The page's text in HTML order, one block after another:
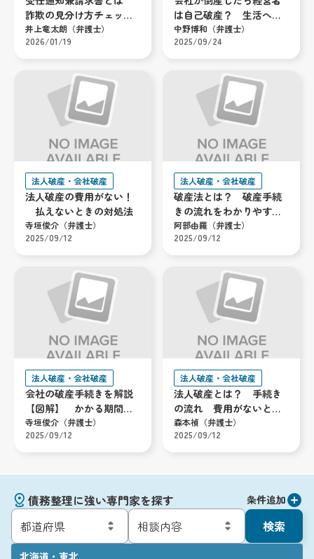
詐欺の見分け方チェック
リストと払えないときの
解決策
井上竜太朗（弁護士）
2026/01/19
は自己破産？ 生活への
影響は？ 弁護士が解説
中野博和（弁護士）
2025/09/24
法人破産・会社破産
法人破産の費用がない！
払えないときの対処法
寺垣俊介（弁護士）
2025/09/12
法人破産・会社破産
破産法とは？ 破産手続
きの流れをわかりやすく
解説
阿部由羅（弁護士）
2025/09/12
法人破産・会社破産
会社の破産手続きを解説
【図解】 かかる期間や
費用も紹介
寺垣俊介（弁護士）
2025/09/12
法人破産・会社破産
法人破産とは？ 手続き
の流れ 費用がないとき
の対処法も解説
森本禎（弁護士）
2025/09/12
債務整理に強い専門家を探す 条件追加
検索
北海道・東北